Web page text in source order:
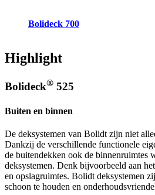
Bolideck 700
Highlight
Bolideck® 525
Buiten en binnen
De deksystemen van Bolidt zijn niet
Dankzij de verschillende functionele
de buitendekken ook de binnenruimtes
deksystemen. Denk bijvoorbeeld aan
en opslagruimtes. Bolidt deksystemen
schoon te houden en